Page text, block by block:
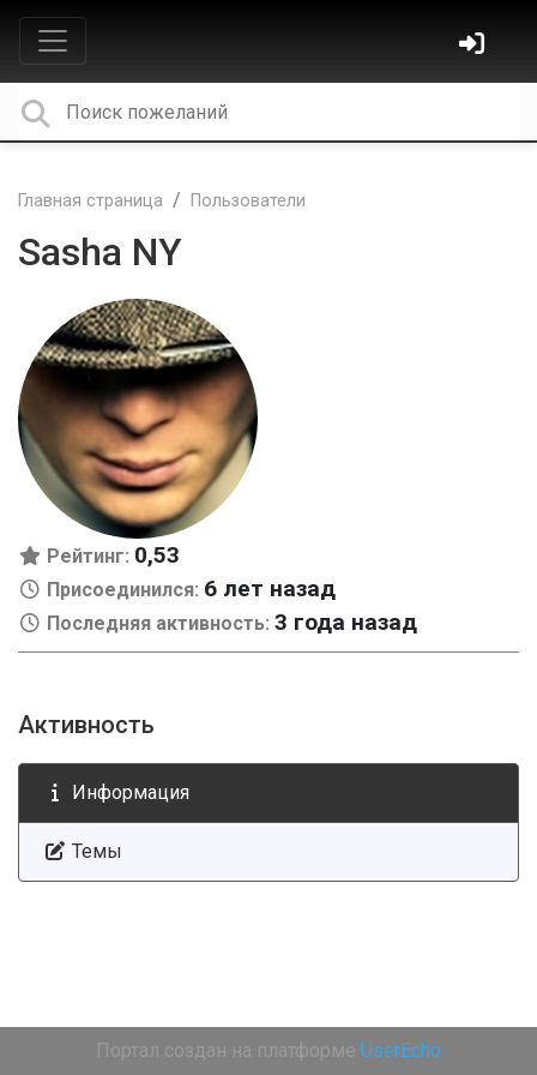
Главная страница Пользователи
Sasha NY
Рейтинг: 0,53
Присоединился: 6 лет назад
Последняя активность: 3 года назад
Активность
Информация
Темы
Портал создан на платформе UserEcho